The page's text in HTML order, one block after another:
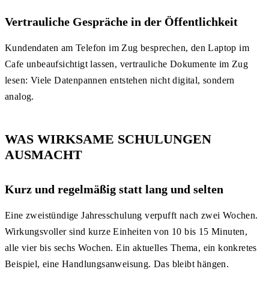
Vertrauliche Gespräche in der Öffentlichkeit
Kundendaten am Telefon im Zug besprechen, den Laptop im
Cafe unbeaufsichtigt lassen, vertrauliche Dokumente im Zug
lesen: Viele Datenpannen entstehen nicht digital, sondern
analog.
WAS WIRKSAME SCHULUNGEN
AUSMACHT
Kurz und regelmäßig statt lang und selten
Eine zweistündige Jahresschulung verpufft nach zwei Wochen.
Wirkungsvoller sind kurze Einheiten von 10 bis 15 Minuten,
alle vier bis sechs Wochen. Ein aktuelles Thema, ein konkretes
Beispiel, eine Handlungsanweisung. Das bleibt hängen.